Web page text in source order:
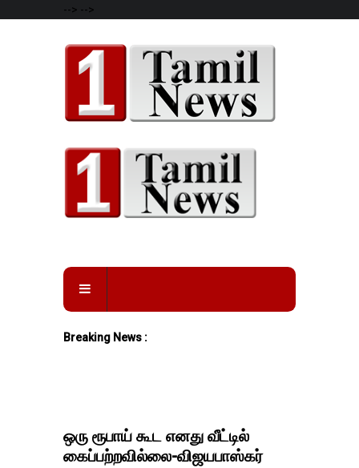
--> -->
Breaking News :
ஒரு ரூபாய் கூட எனது வீட்டில்
கைப்பற்றவில்லை-விஜயபாஸ்கர்